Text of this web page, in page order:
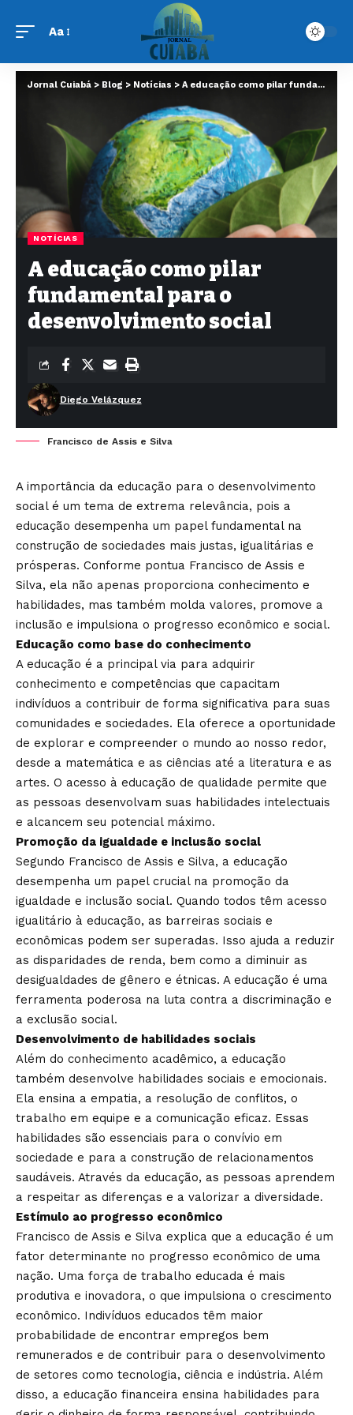
Aa
Jornal Cuiabá > Blog > Notícias > A educação como pilar fundamental para o desenvolvimento social
NOTÍCIAS
A educação como pilar
fundamental para o
desenvolvimento social
Diego Velázquez
Francisco de Assis e Silva
A importância da educação para o desenvolvimento
social é um tema de extrema relevância, pois a
educação desempenha um papel fundamental na
construção de sociedades mais justas, igualitárias e
prósperas. Conforme pontua Francisco de Assis e
Silva, ela não apenas proporciona conhecimento e
habilidades, mas também molda valores, promove a
inclusão e impulsiona o progresso econômico e social.
Educação como base do conhecimento
A educação é a principal via para adquirir
conhecimento e competências que capacitam
indivíduos a contribuir de forma significativa para suas
comunidades e sociedades. Ela oferece a oportunidade
de explorar e compreender o mundo ao nosso redor,
desde a matemática e as ciências até a literatura e as
artes. O acesso à educação de qualidade permite que
as pessoas desenvolvam suas habilidades intelectuais
e alcancem seu potencial máximo.
Promoção da igualdade e inclusão social
Segundo Francisco de Assis e Silva, a educação
desempenha um papel crucial na promoção da
igualdade e inclusão social. Quando todos têm acesso
igualitário à educação, as barreiras sociais e
econômicas podem ser superadas. Isso ajuda a reduzir
as disparidades de renda, bem como a diminuir as
desigualdades de gênero e étnicas. A educação é uma
ferramenta poderosa na luta contra a discriminação e
a exclusão social.
Desenvolvimento de habilidades sociais
Além do conhecimento acadêmico, a educação
também desenvolve habilidades sociais e emocionais.
Ela ensina a empatia, a resolução de conflitos, o
trabalho em equipe e a comunicação eficaz. Essas
habilidades são essenciais para o convívio em
sociedade e para a construção de relacionamentos
saudáveis. Através da educação, as pessoas aprendem
a respeitar as diferenças e a valorizar a diversidade.
Estímulo ao progresso econômico
Francisco de Assis e Silva explica que a educação é um
fator determinante no progresso econômico de uma
nação. Uma força de trabalho educada é mais
produtiva e inovadora, o que impulsiona o crescimento
econômico. Indivíduos educados têm maior
probabilidade de encontrar empregos bem
remunerados e de contribuir para o desenvolvimento
de setores como tecnologia, ciência e indústria. Além
disso, a educação financeira ensina habilidades para